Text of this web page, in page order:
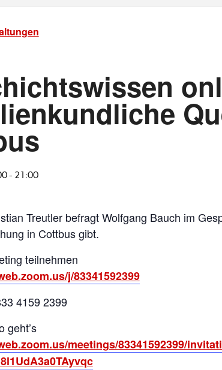
- 21:00
Treutler befragt Wolfgang Bauch im
in Cottbus gibt.
teilnehmen
j/83341592399
4159 2399
geht’s
meetings/83341592399/